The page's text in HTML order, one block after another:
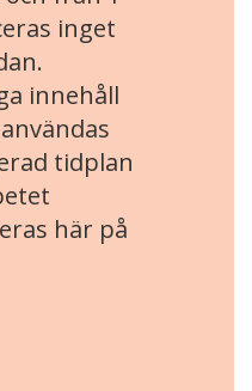
inget
innehåll
tidplan
här på